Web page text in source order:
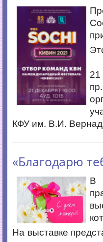
21
КФУ им. В.И.
«Благодарю
В
На выставке